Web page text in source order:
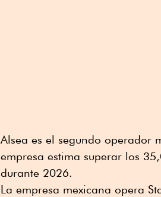
Alsea es el segundo operador
empresa estima superar los
durante 2026.
La empresa mexicana opera